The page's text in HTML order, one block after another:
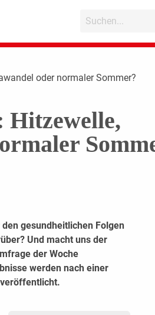
oder normaler Sommer?
Hitzewelle,
gesundheitlichen Folgen
Und macht uns der
der Woche
werden nach einer